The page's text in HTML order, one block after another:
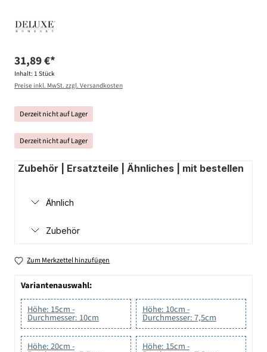
31,89 €*
Inhalt: 1 Stück
Preise inkl. MwSt. zzgl. Versandkosten
Derzeit nicht auf Lager
Derzeit nicht auf Lager
Zubehör | Ersatzteile | Ähnliches | mit bestellen
Ähnlich
Zubehör
Zum Merkzettel hinzufügen
Variantenauswahl:
Höhe: 15cm -
Durchmesser: 10cm
Höhe: 10cm -
Durchmesser: 7,5cm
Höhe: 20cm - Höhe: 15cm -